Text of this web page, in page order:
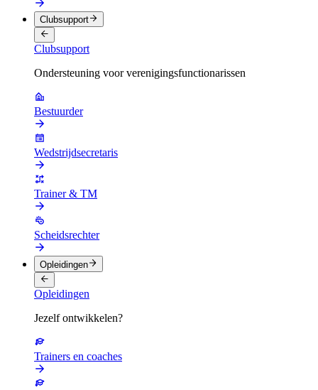
Clubsupport
Clubsupport
Ondersteuning voor verenigingsfunctionarissen
Bestuurder
Wedstrijdsecretaris
Trainer & TM
Scheidsrechter
Opleidingen
Opleidingen
Jezelf ontwikkelen?
Trainers en coaches